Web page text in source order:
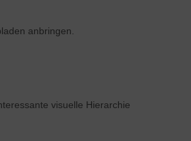
anbringen.
visuelle Hierarchie